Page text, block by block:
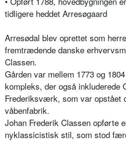
tidligere heddet Arresøgaard
Arresødal blev oprettet som
fremtrædende danske
Classen.
Gården var mellem 1773 og
kompleks, der også inkluderede
Frederiksværk, som var opstået
våbenfabrik.
Johan Frederik Classen opførte
nyklassicistisk stil, som stod